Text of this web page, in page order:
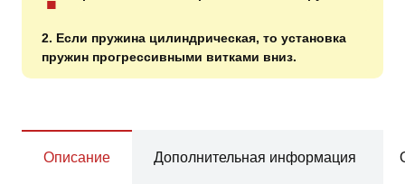
2. Если пружина цилиндрическая, то установка
пружин прогрессивными витками вниз.
Описание Дополнительная информация